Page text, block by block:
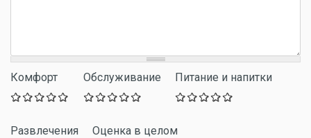
Комфорт Обслуживание Питание и напитки
Развлечения Оценка в целом